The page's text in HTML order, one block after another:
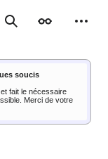
RechercherApparence
soucis
fait le nécessaire
Merci de votre